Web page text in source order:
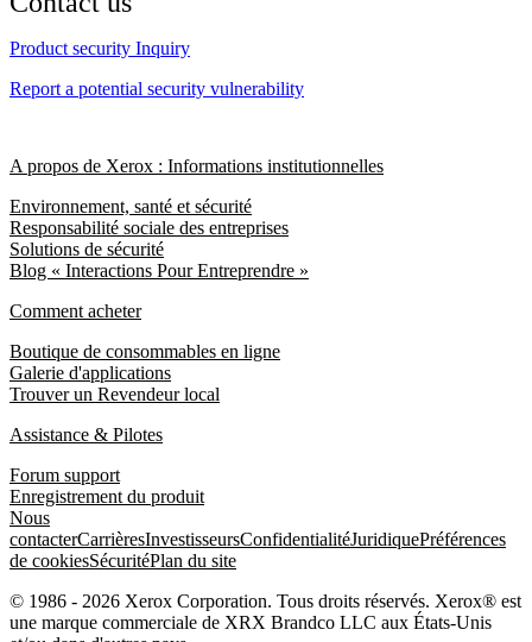
Product security Inquiry
Report a potential security vulnerability
A propos de Xerox : Informations institutionnelles
Environnement, santé et sécurité
Responsabilité sociale des entreprises
Solutions de sécurité
Blog « Interactions Pour Entreprendre »
Comment acheter
Boutique de consommables en ligne
Galerie d'applications
Trouver un Revendeur local
Assistance & Pilotes
Forum support
Enregistrement du produit
Nous
contacterCarrièresInvestisseursConfidentialitéJuridiquePréférences
de cookiesSécuritéPlan du site
© 1986 - 2026 Xerox Corporation. Tous droits réservés. Xerox® est
une marque commerciale de XRX Brandco LLC aux États-Unis